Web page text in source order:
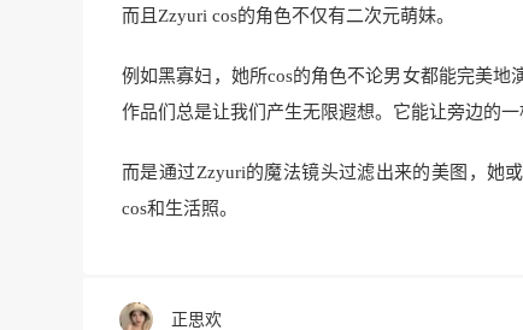
而且Zzyuri cos的角色不仅有二次元萌妹。
例如黑寡妇，她所cos的角色不论男女都能完美
作品们总是让我们产生无限遐想。它能让旁边的
而是通过Zzyuri的魔法镜头过滤出来的美图，她
cos和生活照。
正思欢